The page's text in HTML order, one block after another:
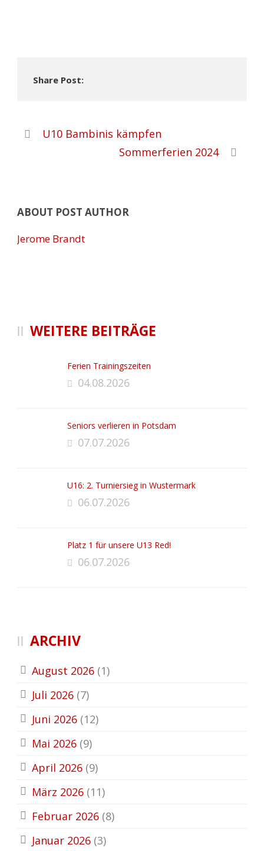
Share Post:
U10 Bambinis kämpfen
Sommerferien 2024
ABOUT POST AUTHOR
Jerome Brandt
WEITERE BEITRÄGE
Ferien Trainingszeiten
04.08.2026
Seniors verlieren in Potsdam
07.07.2026
U16: 2. Turniersieg in Wustermark
06.07.2026
Platz 1 für unsere U13 Red!
06.07.2026
ARCHIV
August 2026 (1)
Juli 2026 (7)
Juni 2026 (12)
Mai 2026 (9)
April 2026 (9)
März 2026 (11)
Februar 2026 (8)
Januar 2026 (3)